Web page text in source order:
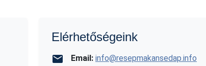
Elérhetőségeink
Email: info@resepmakansedap.info